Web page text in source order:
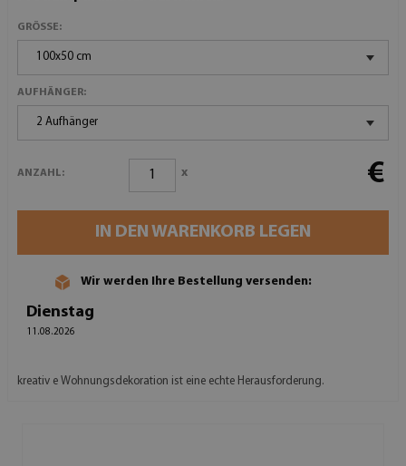
GRÖSSE:
100x50 cm
AUFHÄNGER:
2 Aufhänger
ANZAHL: x €
IN DEN WARENKORB LEGEN
Wir werden Ihre Bestellung versenden:
Dienstag
11.08.2026
kreativ e Wohnungsdekoration ist eine echte Herausforderung.